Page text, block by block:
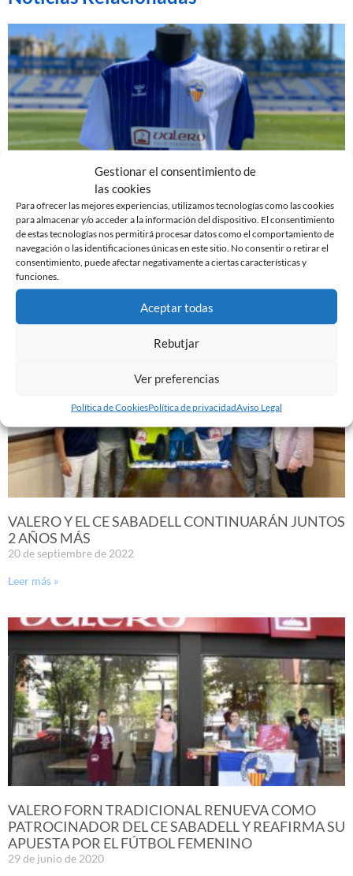
Gestionar el consentimiento de
las cookies
Para ofrecer las mejores experiencias, utilizamos tecnologías como las cookies
para almacenar y/o acceder a la información del dispositivo. El consentimiento
de estas tecnologías nos permitirá procesar datos como el comportamiento de
navegación o las identificaciones únicas en este sitio. No consentir o retirar el
consentimiento, puede afectar negativamente a ciertas características y
funciones.
Aceptar todas
Rebutjar
Ver preferencias
Política de CookiesPolítica de privacidadAviso Legal
LOS EQUIPOS FEMENINOS DEL CE SABADELL FC
PASARÁN A LLAMARSE OFICIALMENTE A VALERO
CE SABADELL
3 de octubre de 2023
Leer más »
VALERO Y EL CE SABADELL CONTINUARÁN JUNTOS
2 AÑOS MÁS
20 de septiembre de 2022
Leer más »
VALERO FORN TRADICIONAL RENUEVA COMO
PATROCINADOR DEL CE SABADELL Y REAFIRMA SU
APUESTA POR EL FÚTBOL FEMENINO
29 de junio de 2020